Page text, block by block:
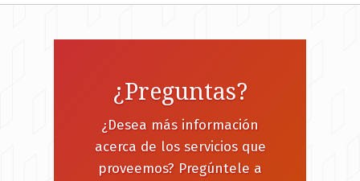
¿Preguntas?
¿Desea más información
acerca de los servicios que
proveemos? Pregúntele a